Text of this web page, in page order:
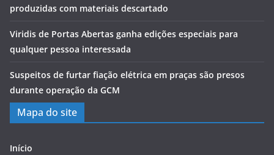
produzidas com materiais descartado
Viridis de Portas Abertas ganha edições especiais para
qualquer pessoa interessada
Suspeitos de furtar fiação elétrica em praças são presos
durante operação da GCM
Mapa do site
Início